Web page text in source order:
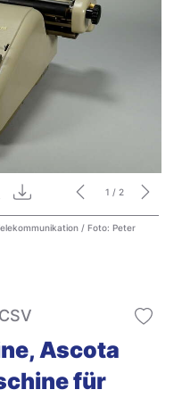
Vollbild Download 1 / 2
/ Foto: Peter
CSV
Ascota
für